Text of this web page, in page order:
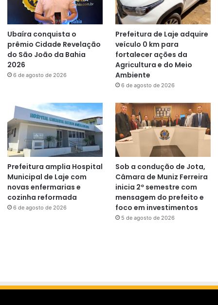
Ubaíra conquista o
prêmio Cidade Revelação
do São João da Bahia
2026
6 de agosto de 2026
Prefeitura de Laje adquire
veículo 0 km para
fortalecer ações da
Agricultura e do Meio
Ambiente
6 de agosto de 2026
Prefeitura amplia Hospital
Municipal de Laje com
novas enfermarias e
cozinha reformada
6 de agosto de 2026
Sob a condução de Jota,
Câmara de Muniz Ferreira
inicia 2º semestre com
mensagem do prefeito e
foco em investimentos
5 de agosto de 2026